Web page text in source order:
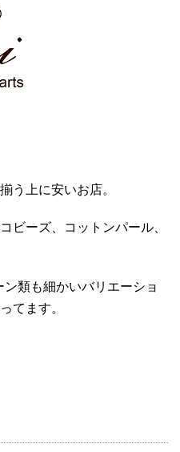
う上に安いお店。
ビーズ、コットンパール、
類も細かいバリエーショ
てます。